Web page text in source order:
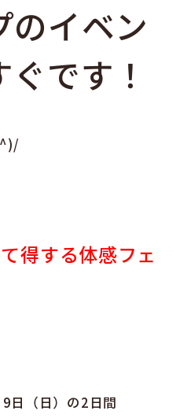
のイベン
です！
得する体感フェ
日（日）の2日間